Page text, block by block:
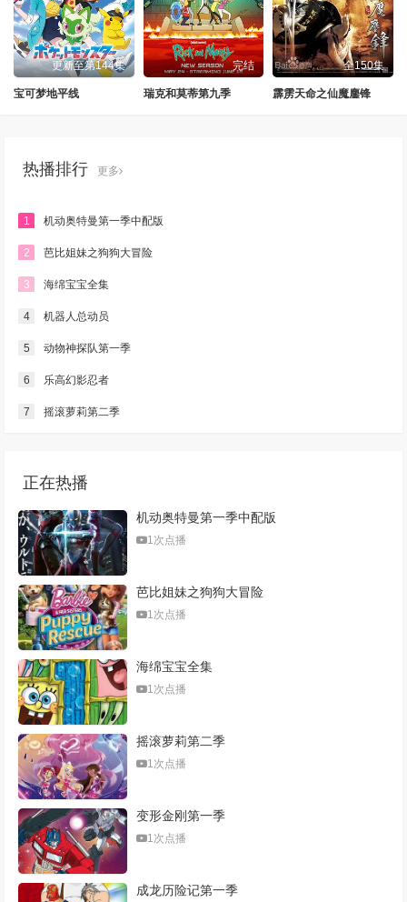
更新至第144集
宝可梦地平线
完结
瑞克和莫蒂第九季
全150集
霹雳天命之仙魔鏖锋
热播排行 更多
1 机动奥特曼第一季中配版
2 芭比姐妹之狗狗大冒险
3 海绵宝宝全集
4 机器人总动员
5 动物神探队第一季
6 乐高幻影忍者
7 摇滚萝莉第二季
正在热播
机动奥特曼第一季中配版
1次点播
芭比姐妹之狗狗大冒险
1次点播
海绵宝宝全集
1次点播
摇滚萝莉第二季
1次点播
变形金刚第一季
1次点播
成龙历险记第一季